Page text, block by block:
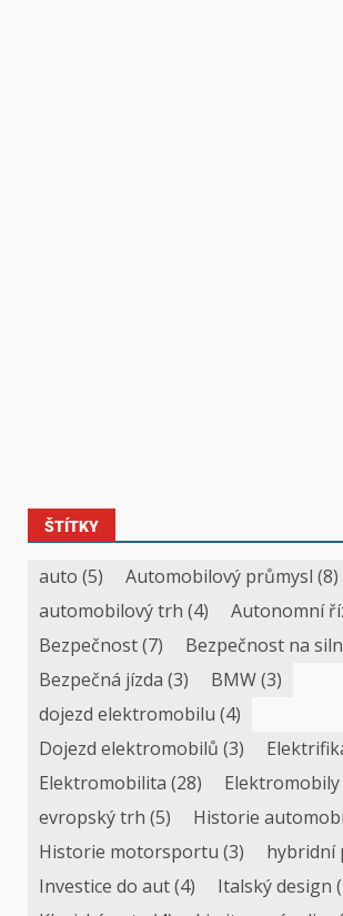
ŠTÍTKY
auto (5) Automobilový průmysl (8)
automobilový trh (4) Autonomní
Bezpečnost(7) Bezpečnost na
Bezpečná jízda (3) BMW(3)
dojezd elektromobilu (4)
Dojezd elektromobilů (3)
Elektromobilita (28) Elektromobily
evropský trh (5) Historie
Historie motorsportu (3) hybridní
Investice do aut(4) Italský design